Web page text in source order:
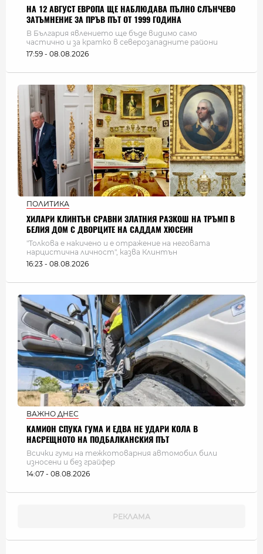
НА 12 АВГУСТ ЕВРОПА ЩЕ НАБЛЮДАВА ПЪЛНО СЛЪНЧЕВО
ЗАТЪМНЕНИЕ ЗА ПРЪВ ПЪТ ОТ 1999 ГОДИНА
В България явлението ще бъде видимо само
частично и за кратко в северозападните райони
17:59 - 08.08.2026
ПОЛИТИКА
ХИЛАРИ КЛИНТЪН СРАВНИ ЗЛАТНИЯ РАЗКОШ НА ТРЪМП В
БЕЛИЯ ДОМ С ДВОРЦИТЕ НА САДДАМ ХЮСЕИН
"Толкова е накичено и е отражение на неговата
нарцистична личност", казва Клинтън
16:23 - 08.08.2026
ВАЖНО ДНЕС
КАМИОН СПУКА ГУМА И ЕДВА НЕ УДАРИ КОЛА В
НАСРЕЩНОТО НА ПОДБАЛКАНСКИЯ ПЪТ
Всички гуми на тежкотоварния автомобил били
износени и без грайфер
14:07 - 08.08.2026